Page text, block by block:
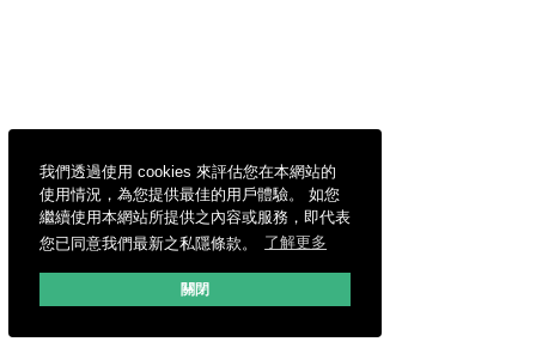
我們透過使用 cookies 來評估您在本網站的
使用情況，為您提供最佳的用戶體驗。 如您
繼續使用本網站所提供之內容或服務，即代表
您已同意我們最新之私隱條款。
了解更多
關閉